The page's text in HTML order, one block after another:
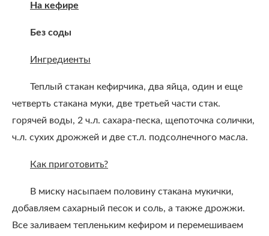
На кефире
Без соды
Ингредиенты
Теплый стакан кефирчика, два яйца, один и еще
четверть стакана муки, две третьей части стак.
горячей воды, 2 ч.л. сахара-песка, щепоточка солички,
ч.л. сухих дрожжей и две ст.л. подсолнечного масла.
Как приготовить?
В миску насыпаем половину стакана мукички,
добавляем сахарный песок и соль, а также дрожжи.
Все заливаем тепленьким кефиром и перемешиваем